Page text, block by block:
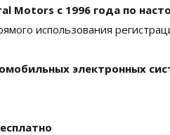
Motors с 1996 года по
использования
электронных